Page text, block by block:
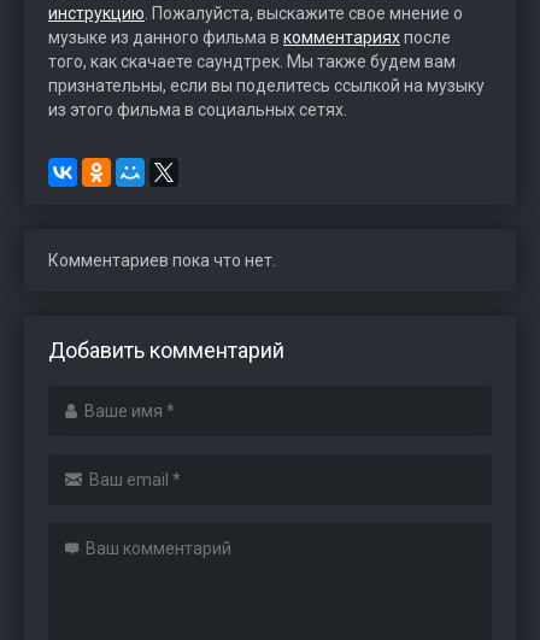
инструкцию . Пожалуйста, выскажите свое мнение о
музыке из данного фильма в комментарияхпосле
того, как скачаете саундтрек. Мы также будем вам
признательны, если вы поделитесь ссылкой на музыку
из этого фильма в социальных сетях.
Комментариев пока что нет.
Добавить комментарий